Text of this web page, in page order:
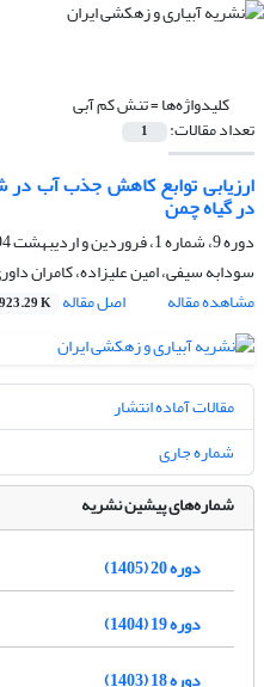
کلیدواژه‌ها =تنش کم آبی
تعداد مقالات: 1
ارزیابی توابع کاهش جذب آب
در گیاه چمن
دوره 9، شماره 1، فروردین و اردیبهشت 1394، صفحه
سودابه سیفی، امین علیزاده، کامران
مشاهده مقاله
اصل مقاله 923.29 K
مقالات آماده انتشار
شماره جاری
شماره‌های پیشین نشریه
دوره 20 (1405)
دوره 19 (1404)
دوره 18 (1403)